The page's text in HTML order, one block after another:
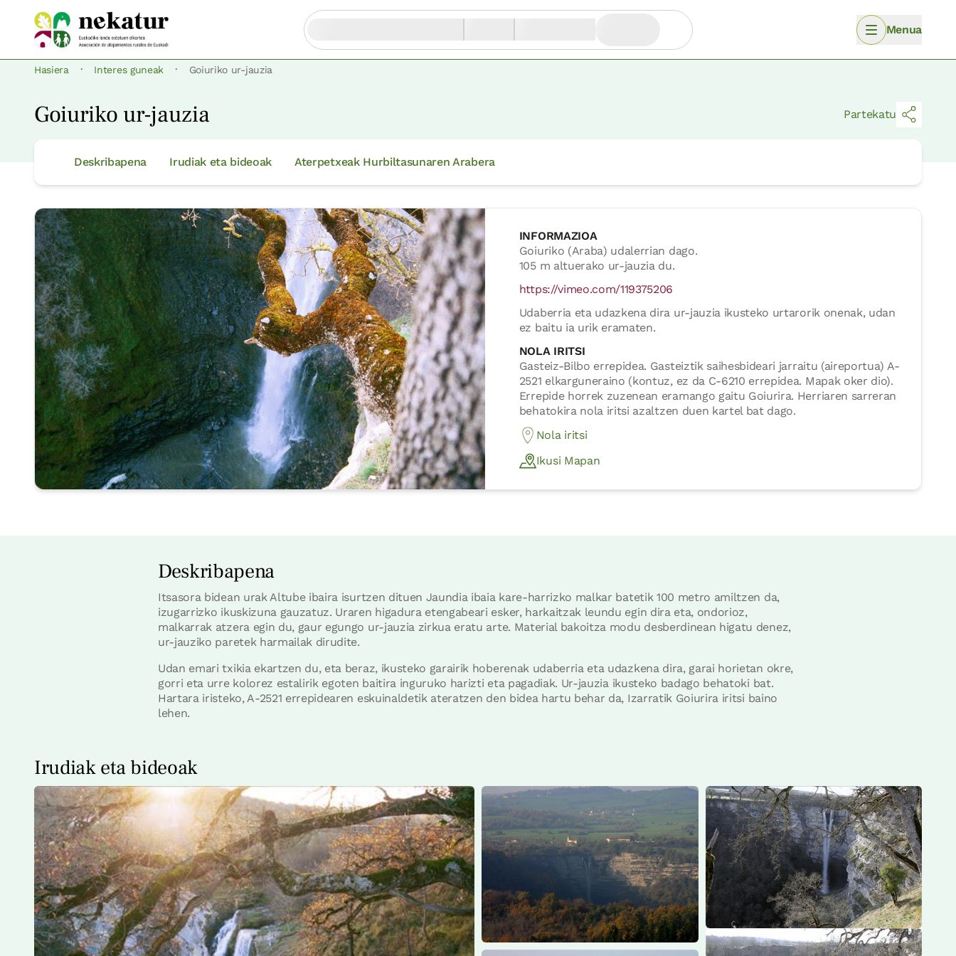
Menua
Hasiera · Interes guneak · Goiuriko ur-jauzia
Goiuriko ur-jauzia Partekatu
Deskribapena Irudiak eta bideoak Aterpetxeak Hurbiltasunaren Arabera
INFORMAZIOA
Goiuriko (Araba) udalerrian dago.
105 m altuerako ur-jauzia du.
https://vimeo.com/119375206
Udaberria eta udazkena dira ur-jauzia ikusteko urtarorik onenak, udan
ez baitu ia urik eramaten.
NOLA IRITSI
Gasteiz-Bilbo errepidea. Gasteiztik saihesbideari jarraitu (aireportua) A-
2521 elkarguneraino (kontuz, ez da C-6210 errepidea. Mapak oker dio).
Errepide horrek zuzenean eramango gaitu Goiurira. Herriaren sarreran
behatokira nola iritsi azaltzen duen kartel bat dago.
Nola iritsi
Ikusi Mapan
Deskribapena
Itsasora bidean urak Altube ibaira isurtzen dituen Jaundia ibaia kare-harrizko malkar batetik 100 metro amiltzen da,
izugarrizko ikuskizuna gauzatuz. Uraren higadura etengabeari esker, harkaitzak leundu egin dira eta, ondorioz,
malkarrak atzera egin du, gaur egungo ur-jauzia zirkua eratu arte. Material bakoitza modu desberdinean higatu denez,
ur-jauziko paretek harmailak dirudite.
Udan emari txikia ekartzen du, eta beraz, ikusteko garairik hoberenak udaberria eta udazkena dira, garai horietan okre,
gorri eta urre kolorez estalirik egoten baitira inguruko harizti eta pagadiak. Ur-jauzia ikusteko badago behatoki bat.
Hartara iristeko, A-2521 errepidearen eskuinaldetik ateratzen den bidea hartu behar da, Izarratik Goiurira iritsi baino
lehen.
Irudiak eta bideoak